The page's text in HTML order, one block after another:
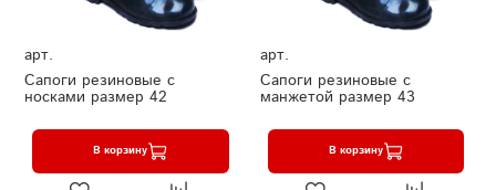
арт.
Сапоги резиновые с
носками размер 42
В корзину
арт.
Сапоги резиновые с
манжетой размер 43
В корзину